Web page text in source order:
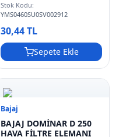
Stok Kodu:
YMS0460SU0SV002912
30,44 TL
Sepete Ekle
Bajaj
BAJAJ DOMİNAR D 250
HAVA FİLTRE ELEMANI